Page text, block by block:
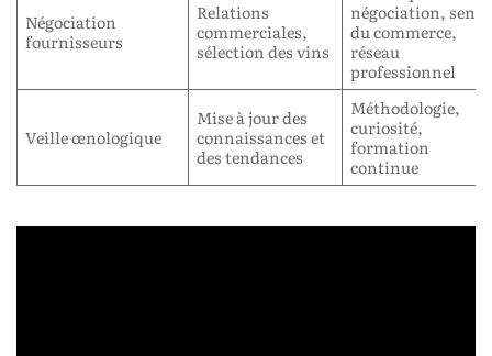
Négociation
fournisseurs
Relations
commerciales,
sélection des vins
négociation, sens
du commerce,
réseau
professionnel
Veille œnologique
Mise à jour des
connaissances et
des tendances
Méthodologie,
curiosité,
formation
continue